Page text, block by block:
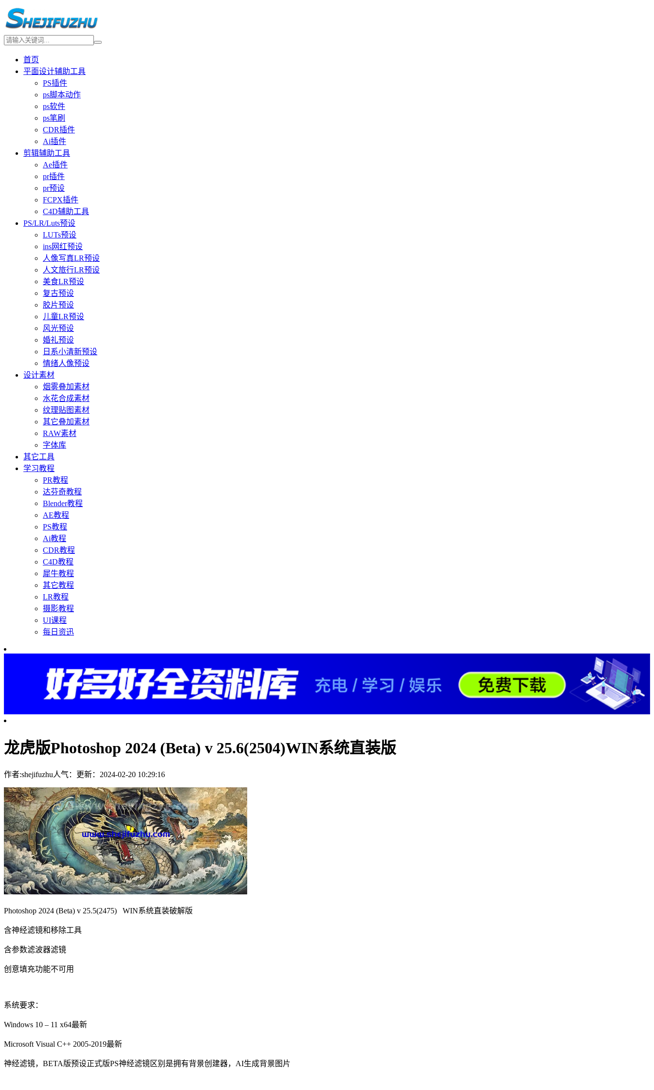
首页
平面设计辅助工具
PS插件
ps脚本动作
ps软件
ps笔刷
CDR插件
Ai插件
剪辑辅助工具
Ae插件
pr插件
pr预设
FCPX插件
C4D辅助工具
PS/LR/Luts预设
LUTs预设
ins网红预设
人像写真LR预设
人文旅行LR预设
美食LR预设
复古预设
胶片预设
儿童LR预设
风光预设
婚礼预设
日系小清新预设
情绪人像预设
设计素材
烟雾叠加素材
水花合成素材
纹理贴图素材
其它叠加素材
RAW素材
字体库
其它工具
学习教程
PR教程
达芬奇教程
Blender教程
AE教程
PS教程
Ai教程
CDR教程
C4D教程
犀牛教程
其它教程
LR教程
摄影教程
UI课程
每日资迅
龙虎版Photoshop 2024 (Beta) v 25.6(2504)WIN系统直装版
作者:shejifuzhu人气： 更新：2024-02-20 10:29:16
Photoshop 2024 (Beta) v 25.5(2475) WIN系统直装破解版
含神经滤镜和移除工具
含参数滤波器滤镜
创意填充功能不可用
系统要求：
Windows 10 – 11 x64最新
Microsoft Visual C++ 2005-2019最新
神经滤镜，BETA版预设正式版PS神经滤镜区别是拥有背景创建器，AI生成背景图片